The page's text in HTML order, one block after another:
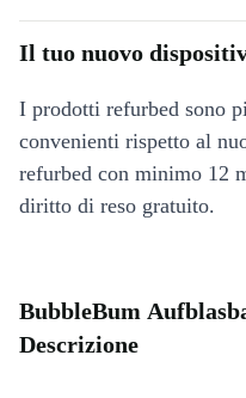
Il tuo nuovo
I prodotti refurbed sono
convenienti rispetto al
refurbed con minimo 12
diritto di reso gratuito.
BubbleBum
Descrizione